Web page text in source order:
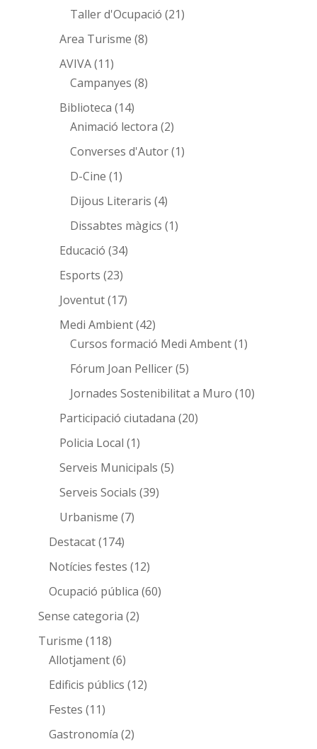
Taller d'Ocupació (21)
Area Turisme (8)
AVIVA(11)
Campanyes (8)
Biblioteca (14)
Animació lectora (2)
Converses d'Autor(1)
D-Cine (1)
Dijous Literaris (4)
Dissabtes màgics (1)
Educació (34)
Esports (23)
Joventut(17)
Medi Ambient(42)
Cursos formació Medi Ambent(1)
Fórum Joan Pellicer(5)
Jornades Sostenibilitat a Muro (10)
Participació ciutadana (20)
Policia Local (1)
Serveis Municipals (5)
Serveis Socials (39)
Urbanisme (7)
Destacat(174)
Notícies festes (12)
Ocupació pública (60)
Sense categoria (2)
Turisme (118)
Allotjament(6)
Edificis públics (12)
Festes (11)
Gastronomía (2)